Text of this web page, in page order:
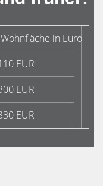
in Euro
EUR
EUR
EUR